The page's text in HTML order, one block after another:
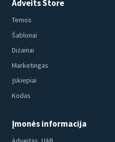
Adveits Store
Temos
Šablonai
Dizainai
Marketingas
Įskiepiai
Kodas
Įmonės informacija